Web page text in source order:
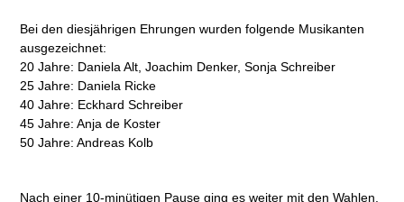
Bei den diesjährigen Ehrungen wurden folgende Musikanten
ausgezeichnet:
20 Jahre: Daniela Alt, Joachim Denker, Sonja Schreiber
25 Jahre: Daniela Ricke
40 Jahre: Eckhard Schreiber
45 Jahre: Anja de Koster
50 Jahre: Andreas Kolb
Nach einer 10-minütigen Pause ging es weiter mit den Wahlen.